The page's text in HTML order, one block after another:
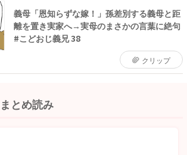
義母「恩知らずな嫁！」孫差別する義母と距
離を置き実家へ→実母のまさかの言葉に絶句
#こどおじ義兄 38
クリップ
とめ読み